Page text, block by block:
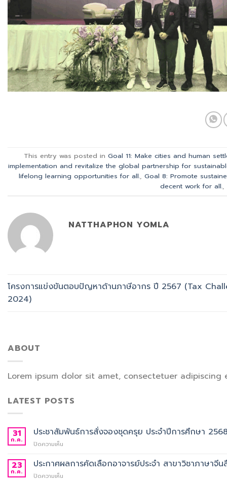
This entry was posted in Goal 11: Make cities and human
implementation and revitalize the global partnership for
lifelong learning opportunities for all., Goal 8: Promote
decent work for all.,
NATTHAPHON YOMLA
โครงการแข่งขันตอบปัญหาด้านภาษีอากร ปี 2567 (Tax
2024)
ABOUT
Lorem ipsum dolor sit amet, consectetuer
LATEST POSTS
31
ก.ค.
ประชาสัมพันธ์การสั่งจองชุดครุย ประจำปีการศึกษา
ปิดความเห็น
การ
23
ก.ค.
ประกาศผลการคัดเลือกอาจารย์ประจำ สาขาวิชาภาษา
ปิดความเห็น